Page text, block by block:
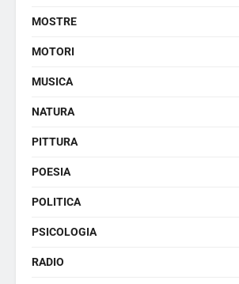
MOSTRE
MOTORI
MUSICA
NATURA
PITTURA
POESIA
POLITICA
PSICOLOGIA
RADIO